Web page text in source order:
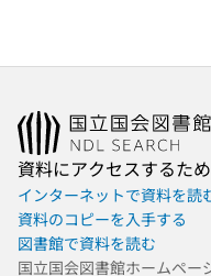
資料にアクセスするた
インターネットで資料を読
資料のコピーを入手する
図書館で資料を読む
国立国会図書館ホームペー